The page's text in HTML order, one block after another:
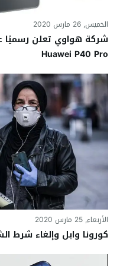
الخميس, 26 مارس 2020
Huawei P40 Pro
الأربعاء, 25 مارس 2020
كورونا وابل وإلغاء شرط